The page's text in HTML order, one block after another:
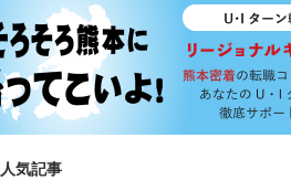
気記事